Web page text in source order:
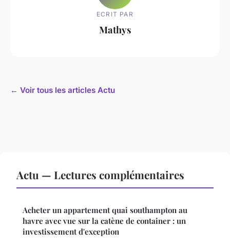
ECRIT PAR
Mathys
← Voir tous les articles Actu
Actu — Lectures complémentaires
Acheter un appartement quai southampton au
havre avec vue sur la catène de container : un
investissement d'exception